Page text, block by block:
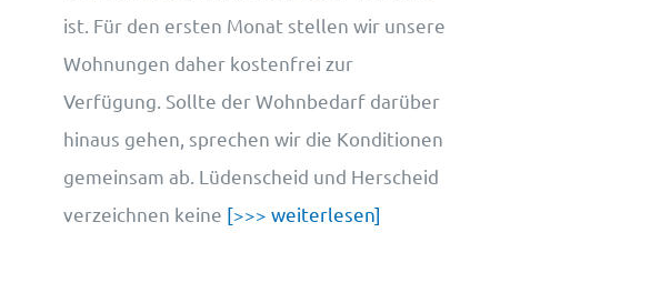
ist. Für den ersten Monat stellen wir unsere
Wohnungen daher kostenfrei zur
Verfügung. Sollte der Wohnbedarf darüber
hinaus gehen, sprechen wir die Konditionen
gemeinsam ab. Lüdenscheid und Herscheid
verzeichnen keine [>>> weiterlesen]